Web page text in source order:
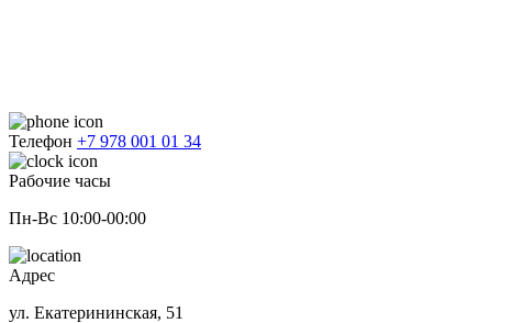
Телефон +7 978 001 01 34
Рабочие часы
Пн-Вс 10:00-00:00
Адрес
ул. Екатерининская, 51